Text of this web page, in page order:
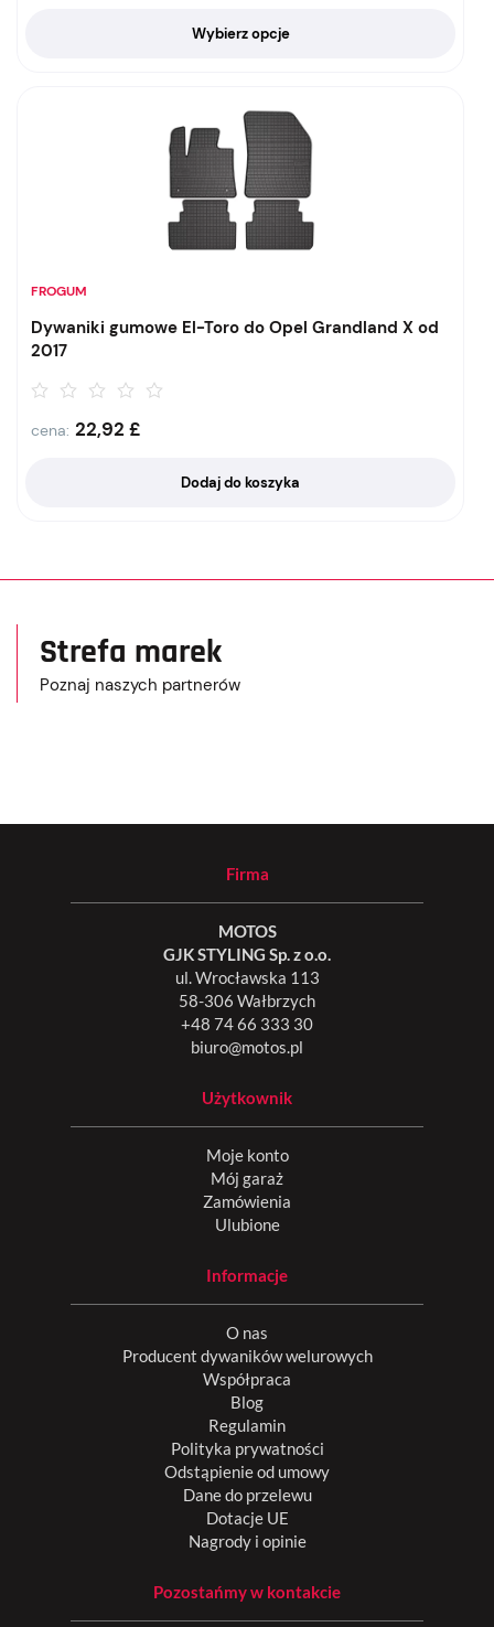
Wybierz opcje
FROGUM
Dywaniki gumowe El-Toro do Opel Grandland X od
2017
cena: 22,92 £
Dodaj do koszyka
Strefa marek
Poznaj naszych partnerów
Firma
MOTOS
GJK STYLING Sp. z o.o.
ul. Wrocławska 113
58-306 Wałbrzych
+48 74 66 333 30
biuro@motos.pl
Użytkownik
Moje konto
Mój garaż
Zamówienia
Ulubione
Informacje
O nas
Producent dywaników welurowych
Współpraca
Blog
Regulamin
Polityka prywatności
Odstąpienie od umowy
Dane do przelewu
Dotacje UE
Nagrody i opinie
Pozostańmy w kontakcie